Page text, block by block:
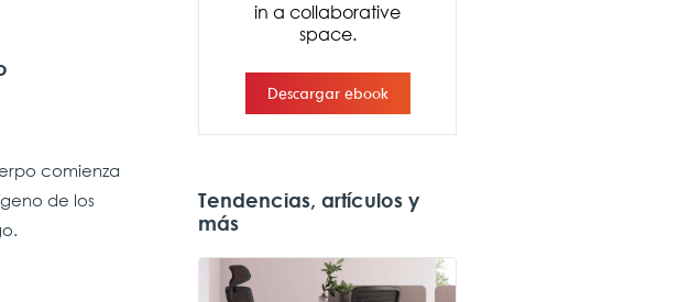
comienza
de los
Tendencias, artículos y
más